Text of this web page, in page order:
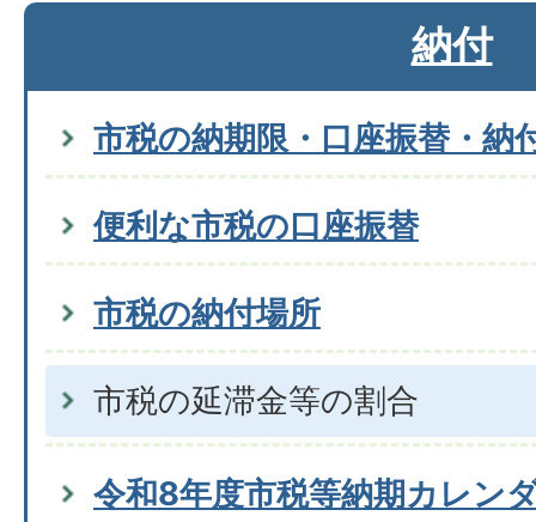
納付
市税の納期限・口座振替・納
便利な市税の口座振替
市税の納付場所
市税の延滞金等の割合
令和8年度市税等納期カレン